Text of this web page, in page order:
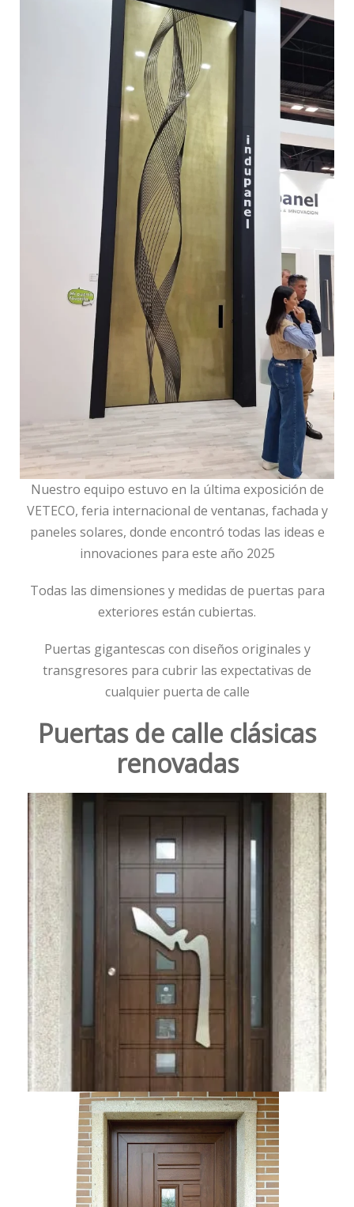
Nuestro equipo estuvo en la última exposición de
VETECO, feria internacional de ventanas, fachada y
paneles solares, donde encontró todas las ideas e
innovaciones para este año 2025
Todas las dimensiones y medidas de puertas para
exteriores están cubiertas.
Puertas gigantescas con diseños originales y
transgresores para cubrir las expectativas de
cualquier puerta de calle
Puertas de calle clásicas
renovadas